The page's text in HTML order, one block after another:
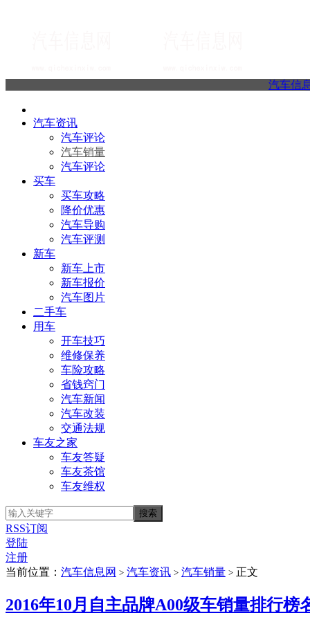
汽车信
汽车资讯
汽车评论
汽车销量
汽车评论
买车
买车攻略
降价优惠
汽车导购
汽车评测
新车
新车上市
新车报价
汽车图片
二手车
用车
开车技巧
维修保养
车险攻略
省钱窍门
汽车新闻
汽车改装
交通法规
车友之家
车友答疑
车友茶馆
车友维权
RSS订阅
登陆
注册
当前位置： 汽车信息网 > 汽车资讯 > 汽车销量 > 正文
2016年10月自主品牌A00级车销量排行榜